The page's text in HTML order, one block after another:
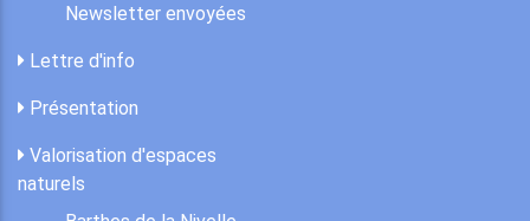
Newsletter envoyées
Lettre d'info
Présentation
Valorisation d'espaces
naturels